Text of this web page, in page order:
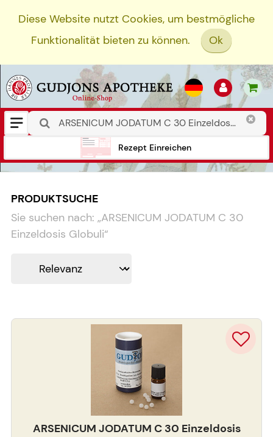
Diese Website nutzt Cookies, um bestmögliche
Funktionalität bieten zu können.
Ok
Rezept Einreichen
PRODUKTSUCHE
Sie suchen nach: „ARSENICUM JODATUM C 30
Einzeldosis Globuli“
ARSENICUM JODATUM C 30 Einzeldosis